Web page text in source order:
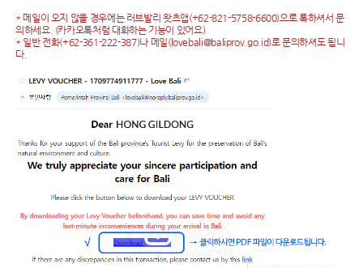
* 메일이 오지 않을 경우에는 러브발리 왓츠앱(+62-821-5758-6600)으로 톡하셔서 문
의하세요. (카카오톡처럼 대화하는 기능이 있어요)
* 일반 전화(+62-361-222-387)나 메일(lovebali@baliprov.go.id)로 문의하셔도 됩니
다.